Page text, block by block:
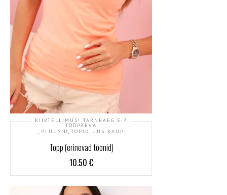
KIIRTELLIMUS! TARNEAEG 5-7
TÖÖPÄEVA
, PLUUSID, TOPID, UUS KAUP
Topp (erinevad toonid)
10.50 €